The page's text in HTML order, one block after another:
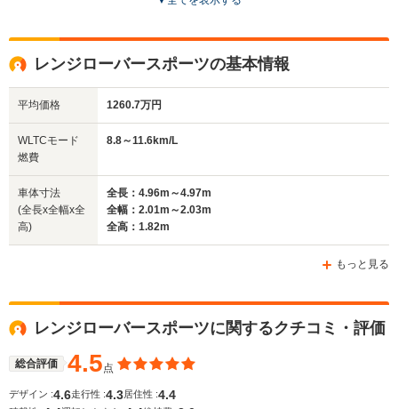
サイズ
(全長x全幅x全高)
WLTCモード
燃費
全高
1.68m～1.69m
全幅
1.93m～2.04m
9.5～13.6km/L
└市街地:6.3～
10.7km/L
└郊外:9.9～13.4km/L
└高速道路:11.8～
15.6km/L
5ドア
全高
1.87m
7.6～11.4km/L
└市街地:4.8～
9.6km/L
8.3～
└市街地
7.5km/L
レンジローバースポーツの基本情報
平均価格 1260.7万円
WLTCモード
燃費
8.8～11.6km/L
車体寸法
(全長x全幅x全
高)
全長：4.96m～4.97m
全幅：2.01m～2.03m
全高：1.82m
もっと見る
レンジローバースポーツに関するクチコミ・評価
総合評価 4.5点
デザイン :4.6走行性 :4.3居住性 :4.4